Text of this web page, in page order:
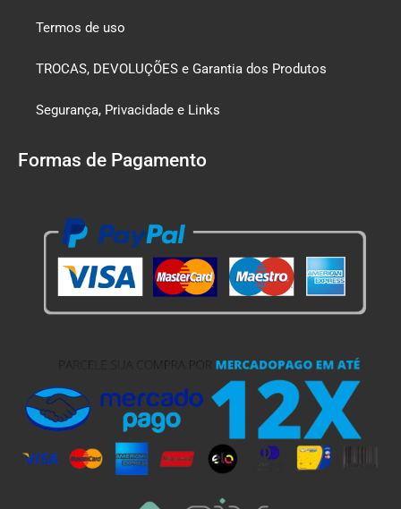
Termos de uso
TROCAS, DEVOLUÇÕES e Garantia dos Produtos
Segurança, Privacidade e Links
Formas de Pagamento